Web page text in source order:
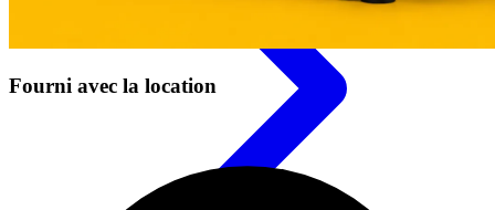
Fourni avec la location